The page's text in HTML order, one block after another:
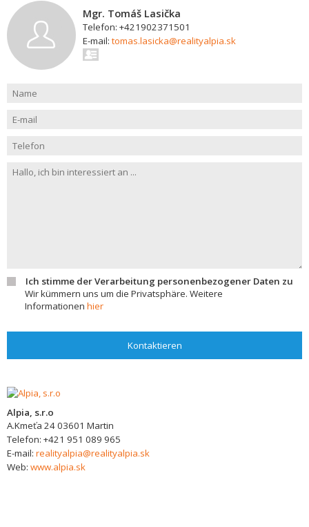
Mgr. Tomáš Lasička
Telefon: +421902371501
E-mail: tomas.lasicka@realityalpia.sk
Ich stimme der Verarbeitung personenbezogener Daten zu
Wir kümmern uns um die Privatsphäre. Weitere
Informationen hier
Kontaktieren
Alpia, s.r.o
A.Kmeťa 2403601 Martin
Telefon: +421 951 089 965
E-mail: realityalpia@realityalpia.sk
Web: www.alpia.sk